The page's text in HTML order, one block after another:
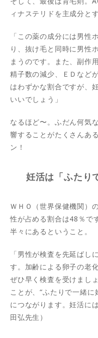
ィナステリドを主成分と
「この薬の成分には男性
り、抜け毛と同時に男性
まうのです。また、副作
精子数の減少、ＥＤなど
はわずかな割合ですが、
いいでしょう」
なるほど〜。ふだん何気
響することがたくさんあ
ン！
妊活は「ふたり
ＷＨＯ（世界保健機関）
性が占める割合は48％で
半々にあるということ。
「男性が検査を先延ばし
す。加齢による卵子の老
ぜひ早く検査を受けまし
ことが、“ふたりで一緒
につながります。妊活に
田弘先生）